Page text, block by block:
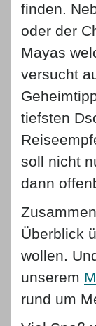
finden.
oder der
Mayas
versucht
tiefsten
soll nicht
dann
Überblick
wollen.
unserem
rund um